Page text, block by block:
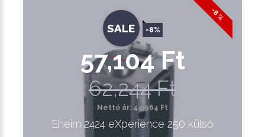
-8 %
SALE -8%
57,104 Ft
62,244 Ft
Nettó ár: 44,964 Ft
Eheim 2424 eXperience 250 külső